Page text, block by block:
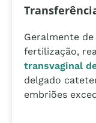
Geralmente
fertilização,
transvaginal
delgado
embriões